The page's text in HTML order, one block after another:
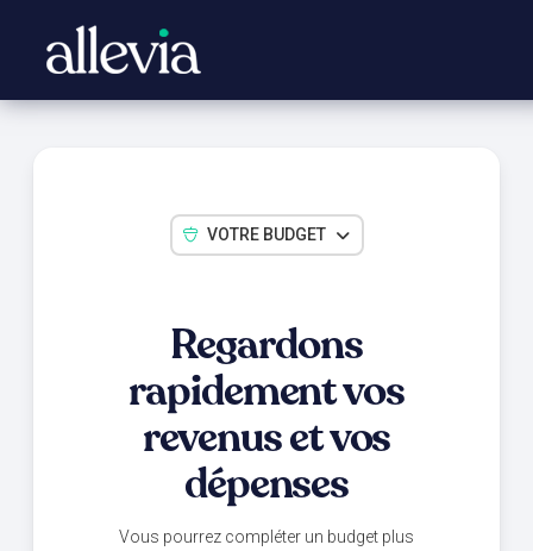
VOTRE BUDGET
Regardons
rapidement vos
revenuset vos
dépenses
Vous pourrez compléter un budget plus